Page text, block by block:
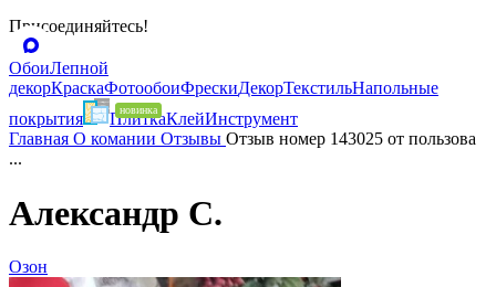
Присоединяйтесь!
ОбоиЛепной
декорКраскаФотообоиФрескиДекорТекстильНапольные
покрытия
ПлиткаКлейИнструмент
Главная О комании Отзывы Отзыв номер 143025 от пользова
...
Александр С.
Озон